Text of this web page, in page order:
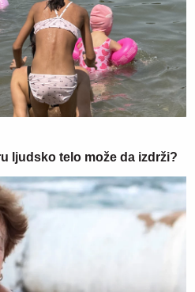
ljudsko telo može da izdrži?